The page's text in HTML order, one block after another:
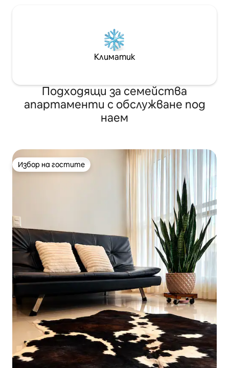
Климатик
Подходящи за семейства
апартаменти с обслужване под
наем
Избор на гостите
Избор на гостите